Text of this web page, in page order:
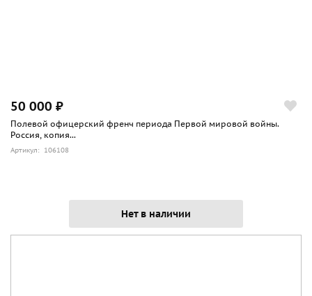
50 000 ₽
Полевой офицерский френч периода Первой мировой войны.
Россия, копия...
Артикул: 106108
Нет в наличии